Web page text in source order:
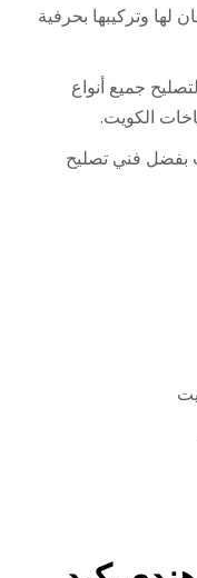
لها وتركيبها بحرفية
جميع أنواع
الكويت.
بفضل فني تصليح